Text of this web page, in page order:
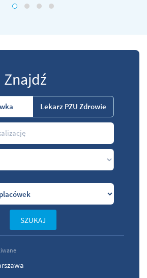
Znajdź
Lekarz PZU Zdrowie
SZUKAJ